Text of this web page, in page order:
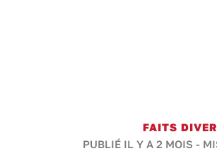
FAITS
PUBLIÉ IL Y A 2 MOIS -